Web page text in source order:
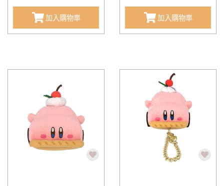
加入購物車 加入購物車